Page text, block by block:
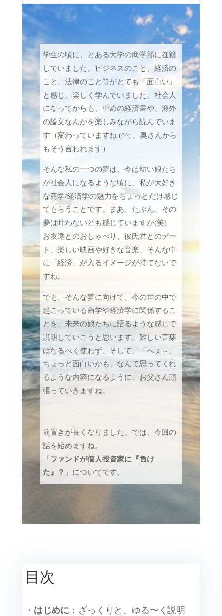
学生の頃に、とある大学の商学部に在籍
していました。ビジネスのこと、経済の
こと、法律のこと等がとても「面白い」
と感じ、楽しく学んでいました。社会人
になってからも、重めの経済書や、海外
の論文なんかを楽しみながら読んでいま
す（変わっていますね (^^; 、奥さんから
もそう言われます）
そんな私の一つの夢は、今は幼い娘たち
が社会人になるような頃に、私が大好き
な商学/経済学の魅力をちょっとだけ感じ
てもらうことです。まあ、たぶん、その
夢は叶わないとも感じていますが(笑)
お友達とのおしゃべり、彼氏君とのデー
ト、楽しい映画や好きな音楽、そんな中
に「経済」が入るイメージが持てないで
すね。
でも、そんな夢に向けて、今の世の中で
起こっている商学や経済学に関係するこ
とを、未来の娘たちに語るような感じで
説明していこうと思います。難しい言葉
はなるべく使わず、そして、「へぇ～、
ちょっと面白いかも」なんて思ってくれ
るような内容になるように、お父さん頑
張っていきますね。
前置きが長くなりました。では、今回の
話を始めますね。
「 ファンドが個人投資家に『負け
た』？ 」についてです。
目次
・ はじめに ：ざっくりと、ゆる〜く説明